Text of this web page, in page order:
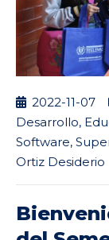
2022-11-07
Desarrollo,
Software,
Ortiz Desiderio